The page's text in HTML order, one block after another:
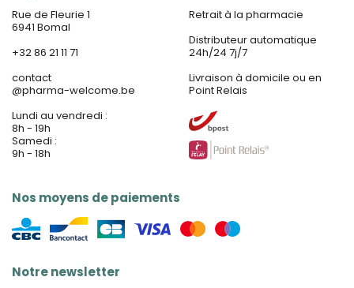
Rue de Fleurie 1
6941 Bomal
+32 86 21 11 71
contact
@pharma-welcome.be
Lundi au vendredi :
8h - 19h
Samedi :
9h - 18h
Nos moyens de paiements
Retrait à la pharmacie
Distributeur automatique
24h/24 7j/7
Livraison à domicile ou en
Point Relais
Notre newsletter